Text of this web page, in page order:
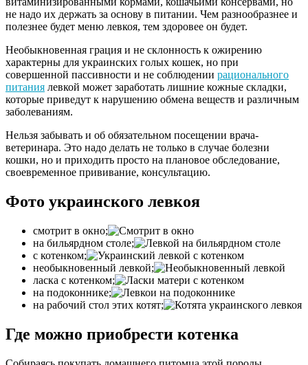
не надо их держать за основу в питании. Чем разнообразнее и
полезнее будет меню левкоя, тем здоровее он будет.
Необыкновенная грация и не склонность к ожирению
характерны для украинских голых кошек, но при
совершенной пассивности и не соблюдении рационального
питания левкой может заработать лишние кожные складки,
которые приведут к нарушению обмена веществ и различным
заболеваниям.
Нельзя забывать и об обязательном посещении врача-
ветеринара. Это надо делать не только в случае болезни
кошки, но и приходить просто на плановое обследование,
своевременное прививание, консультацию.
Фото украинского левкоя
смотрит в окно;
на бильярдном столе;
с котенком;
необыкновенный левкой;
ласка с котенком;
на подоконнике;
на рабочий стол этих котят;
Где можно приобрести котенка